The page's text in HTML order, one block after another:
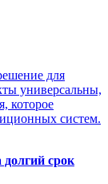
для
универсальны,
которое
систем.
срок